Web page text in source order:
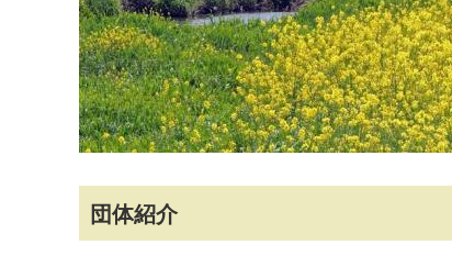
団体紹介
マイメディア検索